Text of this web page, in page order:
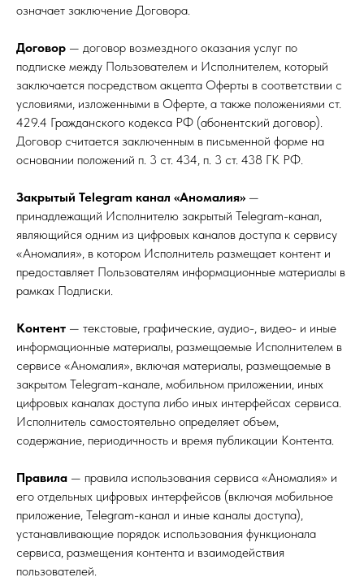
означает заключение Договора.
Договор — договор возмездного оказания услуг по
подписке между Пользователем и Исполнителем, который
заключается посредством акцепта Оферты в соответствии с
условиями, изложенными в Оферте, а также положениями ст.
429.4 Гражданского кодекса РФ (абонентский договор).
Договор считается заключенным в письменной форме на
основании положений п. 3 ст. 434, п. 3 ст. 438 ГК РФ.
Закрытый Telegram канал «Аномалия» —
принадлежащий Исполнителю закрытый Telegram-канал,
являющийся одним из цифровых каналов доступа к сервису
«Аномалия», в котором Исполнитель размещает контент и
предоставляет Пользователям информационные материалы в
рамках Подписки.
Контент — текстовые, графические, аудио-, видео- и иные
информационные материалы, размещаемые Исполнителем в
сервисе «Аномалия», включая материалы, размещаемые в
закрытом Telegram-канале, мобильном приложении, иных
цифровых каналах доступа либо иных интерфейсах сервиса.
Исполнитель самостоятельно определяет объем,
содержание, периодичность и время публикации Контента.
Правила — правила использования сервиса «Аномалия» и
его отдельных цифровых интерфейсов (включая мобильное
приложение, Telegram-канал и иные каналы доступа),
устанавливающие порядок использования функционала
сервиса, размещения контента и взаимодействия
пользователей.